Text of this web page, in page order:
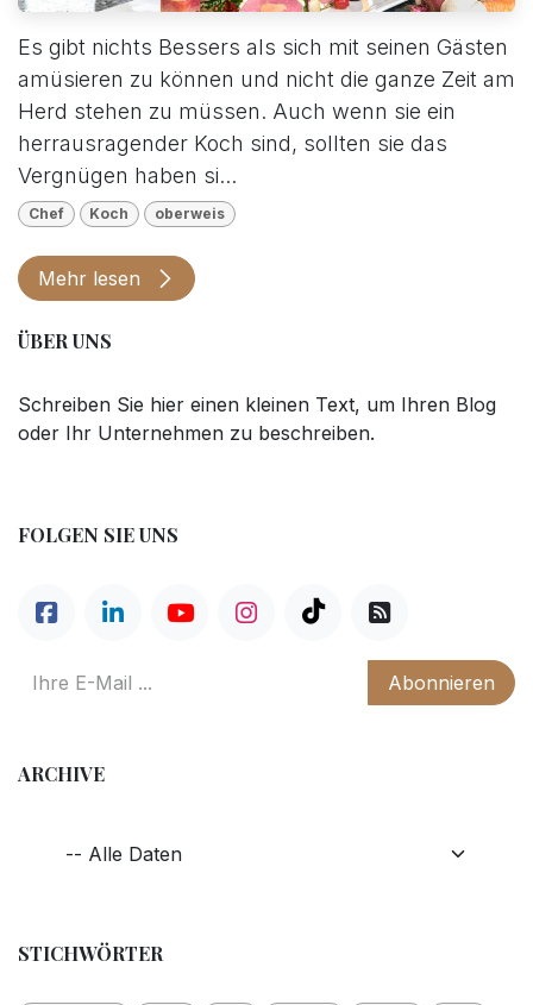
Es gibt nichts Bessers als sich mit seinen Gästen
amüsieren zu können und nicht die ganze Zeit am
Herd stehen zu müssen. Auch wenn sie ein
herrausragender Koch sind, sollten sie das
Vergnügen haben si...
Chef Koch oberweis
Mehr lesen
ÜBER UNS
Schreiben Sie hier einen kleinen Text, um Ihren Blog
oder Ihr Unternehmen zu beschreiben.
FOLGEN SIE UNS
Abonnieren
ARCHIVE
STICHWÖRTER